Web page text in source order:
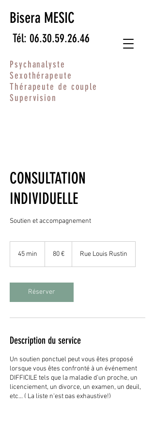
Bisera MESIC
Psychanalyste
Sexothérapeute
Thérapeute de couple
Supervision
Tél: 06.30.59.26.46
CONSULTATION
INDIVIDUELLE
Soutien et accompagnement
45 min
i
n
80 € Rue Louis Rustin
Réserver
Description du service
Un soutien ponctuel peut vous êtes proposé
lorsque vous êtes confronté à un événement
DIFFICILE tels que la maladie d'un proche, un
licenciement, un divorce, un examen, un deuil,
etc... ( La liste n'est pas exhaustive!)